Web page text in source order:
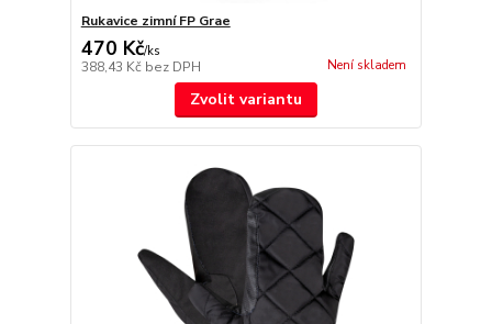
Rukavice zimní FP Grae
470 Kč/ks
388,43 Kč bez DPH Není skladem
Zvolit variantu